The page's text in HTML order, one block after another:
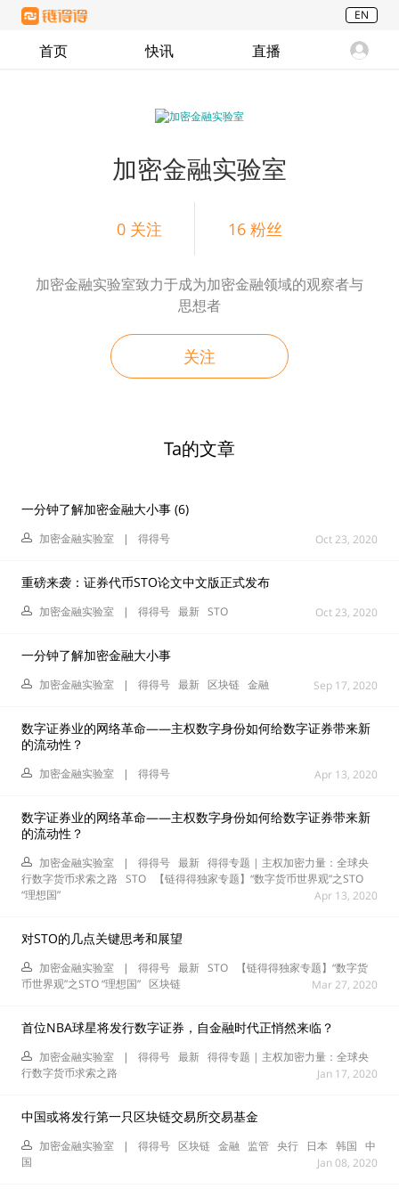
EN
首页 快讯 直播
加密金融实验室
0关注 16 粉丝
加密金融实验室致力于成为加密金融领域的观察者与
思想者
关注
Ta的文章
一分钟了解加密金融大小事 (6)
加密金融实验室 | 得得号 Oct 23, 2020
重磅来袭：证券代币STO论文中文版正式发布
加密金融实验室 | 得得号 最新 STO Oct 23, 2020
一分钟了解加密金融大小事
加密金融实验室 | 得得号 最新 区块链 金融 Sep 17, 2020
数字证券业的网络革命——主权数字身份如何给数字证券带来新
的流动性？
加密金融实验室 | 得得号 Apr 13, 2020
数字证券业的网络革命——主权数字身份如何给数字证券带来新
的流动性？
加密金融实验室 | 得得号 最新 得得专题 | 主权加密力量：全球央
行数字货币求索之路 STO
【链得得独家专题】“数字货币世界观”之STO
“理想国”
Apr 13, 2020
对STO的几点关键思考和展望
加密金融实验室 | 得得号 最新 STO
【链得得独家专题】“数字货
币世界观”之STO “理想国” 区块链 Mar 27, 2020
首位NBA球星将发行数字证券，自金融时代正悄然来临？
加密金融实验室 | 得得号 最新 得得专题 | 主权加密力量：全球央
行数字货币求索之路
Jan 17, 2020
中国或将发行第一只区块链交易所交易基金
加密金融实验室 | 得得号 区块链 金融 监管 央行 日本 韩国 中
国
Jan 08, 2020